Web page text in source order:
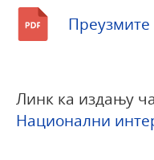
Преузмите
Линк ка издању
Национални